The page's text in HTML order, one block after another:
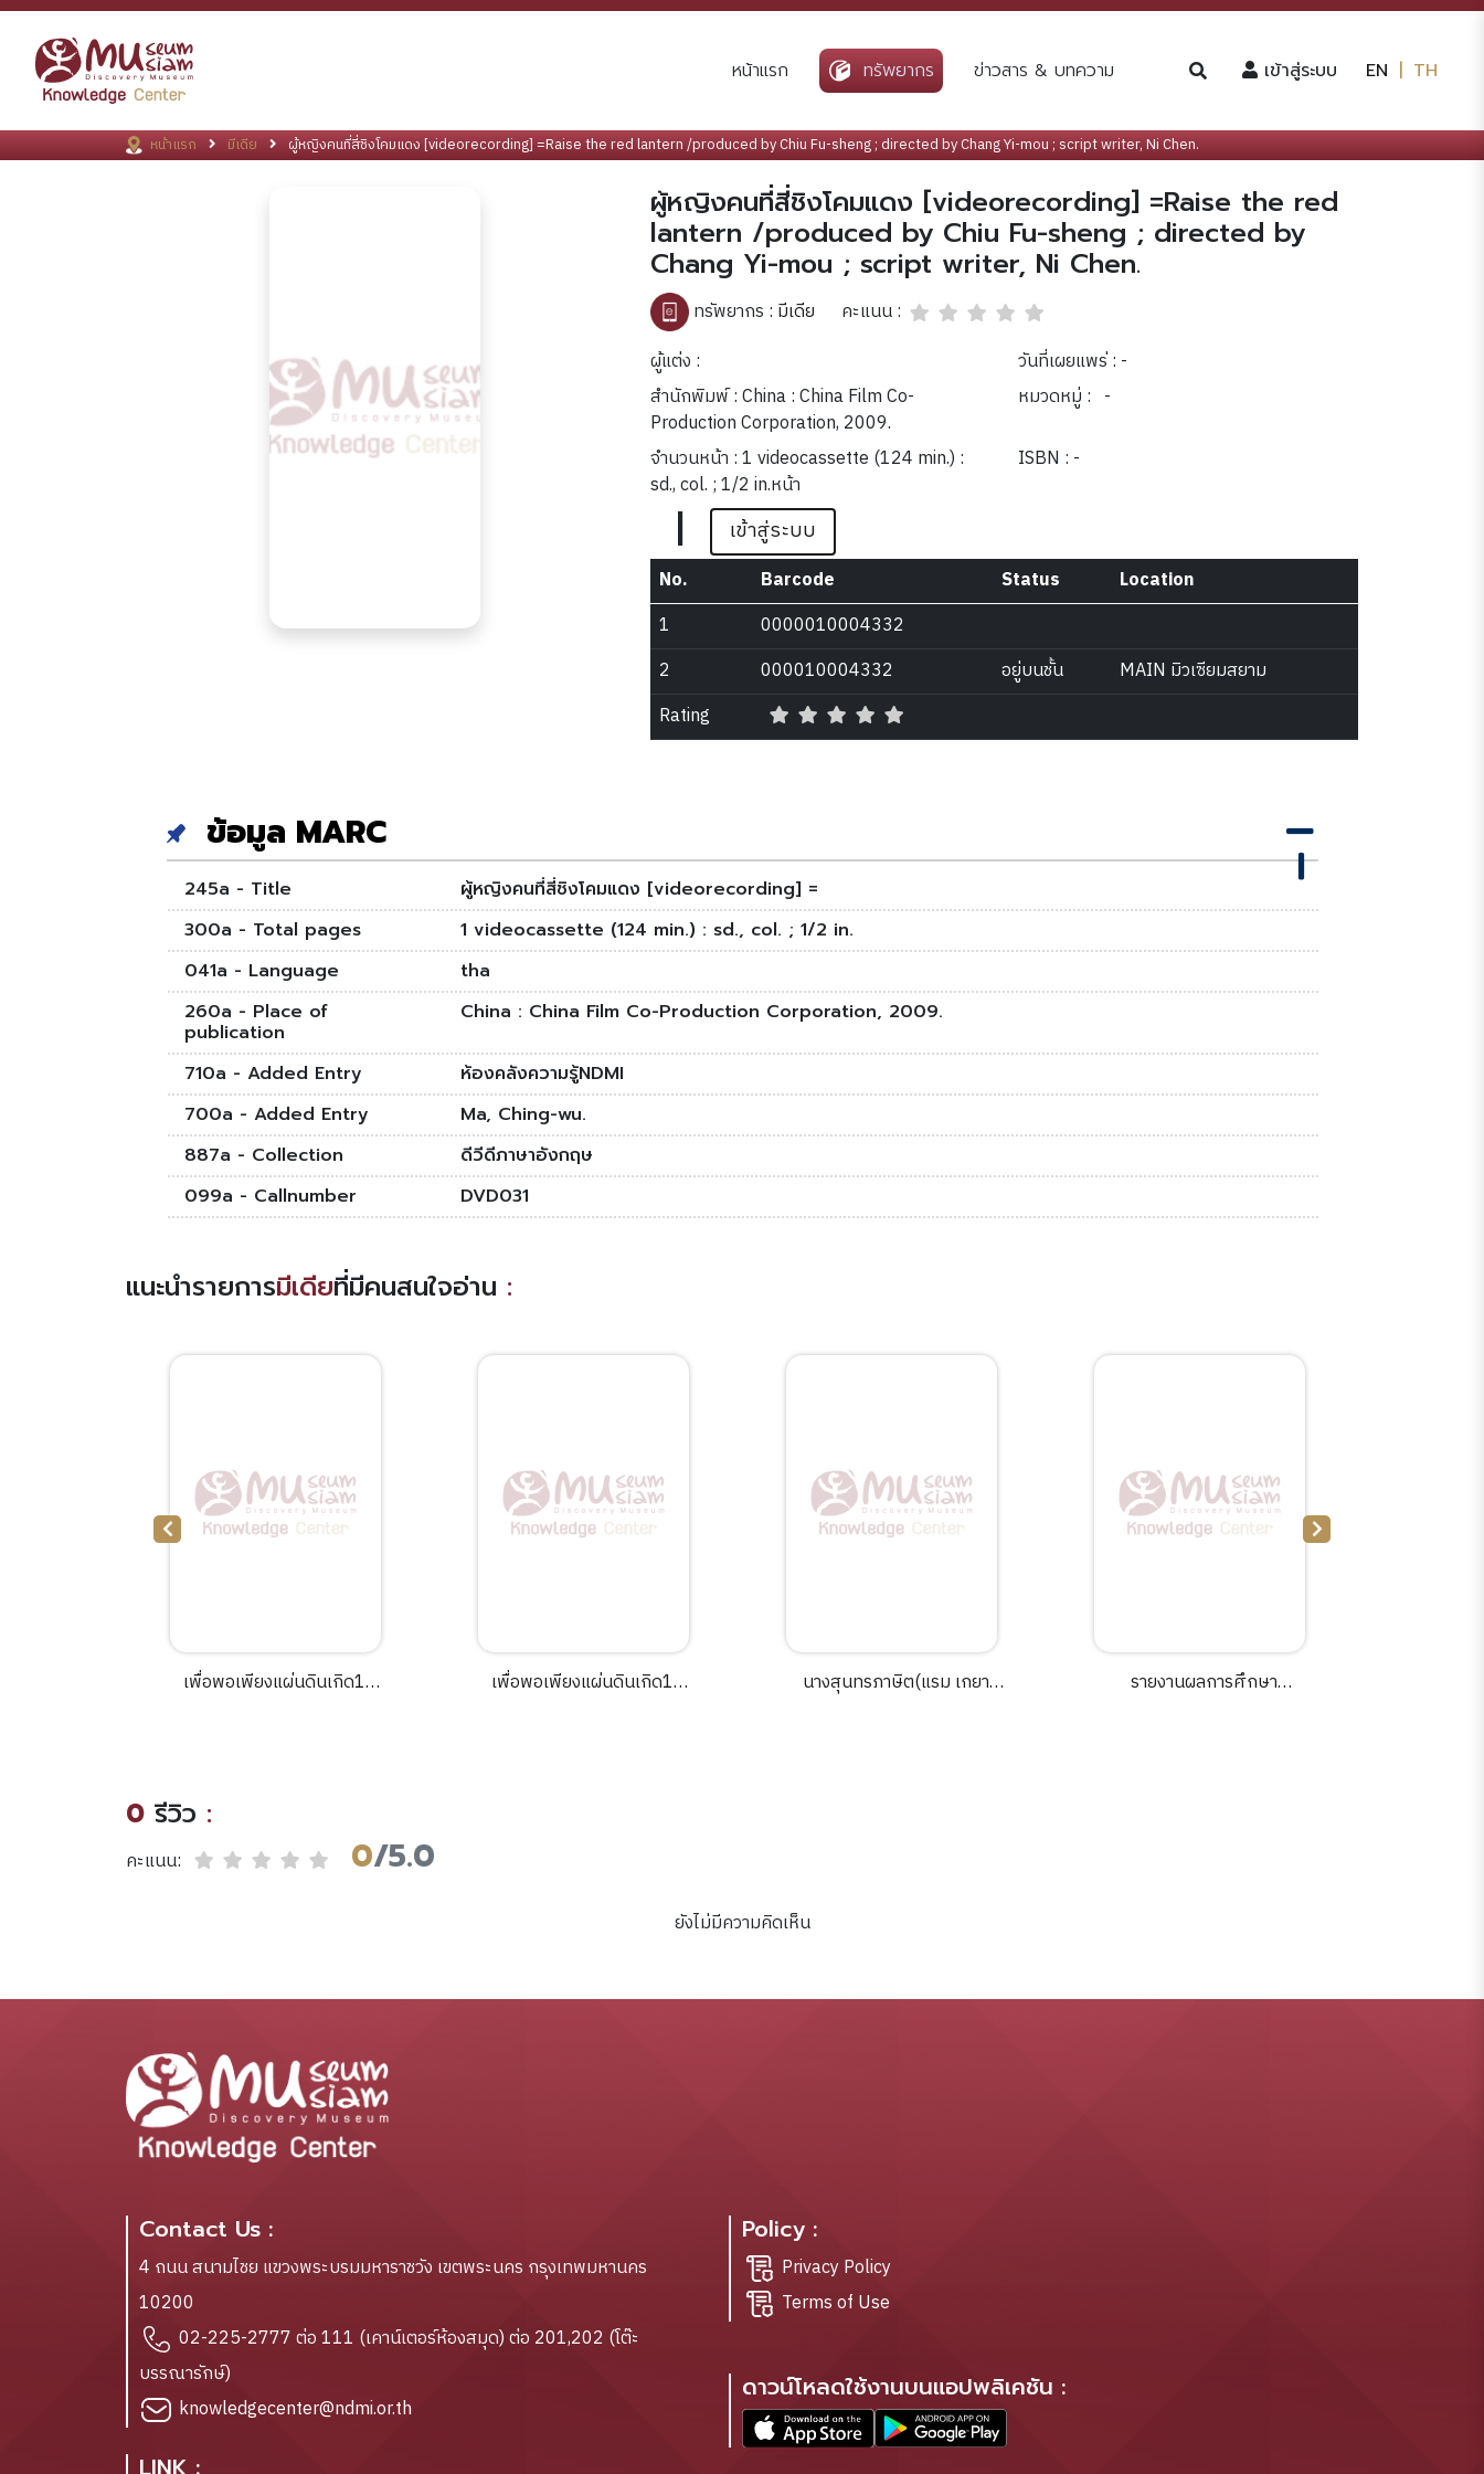
หน้าแรก ทรัพยากร ข่าวสาร & บทความ เข้าสู่ระบบ (current)
EN | TH
หน้าแรก มีเดีย ผู้หญิงคนที่สี่ชิงโคมแดง [videorecording] =Raise the red lantern /produced by Chiu Fu-sheng ; directed by Chang Yi-mou ; script writer, Ni Chen.
ผู้หญิงคนที่สี่ชิงโคมแดง [videorecording] =Raise the red
lantern /produced by Chiu Fu-sheng ; directed by
Chang Yi-mou ; script writer, Ni Chen.
ทรัพยากร : มีเดีย
คะแนน :
ผู้แต่ง :
วันที่เผยแพร่ : -
สำนักพิมพ์ : China : China Film Co-
Production Corporation, 2009.
หมวดหมู่ : -
จำนวนหน้า : 1 videocassette (124 min.) :
sd., col. ; 1/2 in.หน้า
ISBN : -
| เข้าสู่ระบบ
No. Barcode Status
Location
1
0000010004332
2
000010004332 อยู่บนชั้น
MAIN มิวเซียมสยาม
Rating
ข้อมูล MARC
245a - Title
ผู้หญิงคนที่สี่ชิงโคมแดง [videorecording] =
300a - Total pages
1 videocassette (124 min.) : sd., col. ; 1/2 in.
041a - Language
tha
260a - Place of
publication
China : China Film Co-Production Corporation, 2009.
710a - Added Entry
ห้องคลังความรู้NDMI
700a - Added Entry
Ma, Ching-wu.
887a - Collection
ดีวีดีภาษาอังกฤษ
099a - Callnumber
DVD031
แนะนำรายการมีเดียที่มีคนสนใจอ่าน :
เพื่อพอเพียงแผ่นดินเกิด12
เพื่อพอเพียงแผ่นดินเกิด16
นางสุนทรภาษิต(แรม เกยา
รายงานผลการศึกษา
0 รีวิว :
คะแนน: 0/5.0
ยังไม่มีความคิดเห็น
Contact Us :
4 ถนน สนามไชย แขวงพระบรมมหาราชวัง เขตพระนคร กรุงเทพมหานคร
10200
02-225-2777 ต่อ 111 (เคาน์เตอร์ห้องสมุด) ต่อ 201,202 (โต๊ะ
บรรณารักษ์)
knowledgecenter@ndmi.or.th
LINK :
Policy :
Privacy Policy
Terms of Use
ดาวน์โหลดใช้งานบนแอปพลิเคชัน :